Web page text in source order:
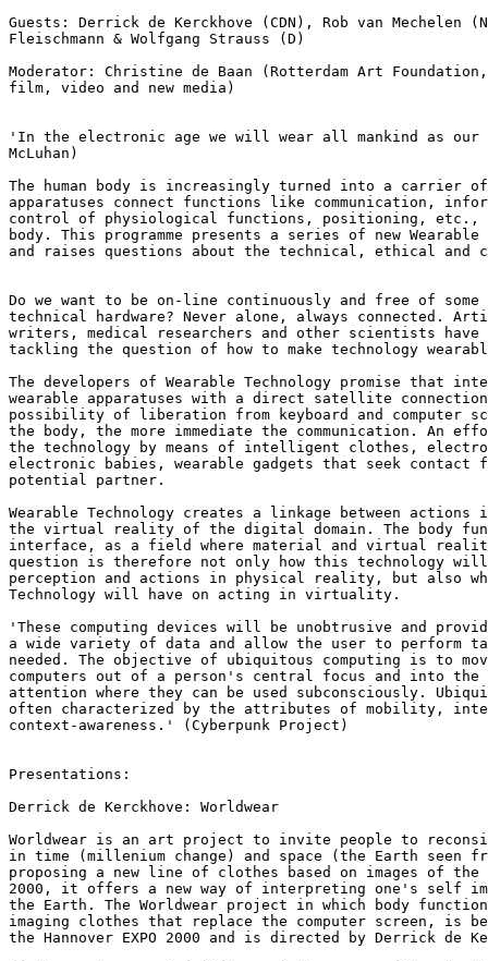
Guests: Derrick de Kerckhove (CDN), Rob van Mechelen
Fleischmann & Wolfgang Strauss (D)
Moderator: Christine de Baan (Rotterdam Art
film, video and new media)
'In the electronic age we will wear all mankind as
McLuhan)
The human body is increasingly turned into a carrier of
apparatuses connect functions like communication,
control of physiological functions, positioning,
body. This programme presents a series of new
and raises questions about the technical, ethical
Do we want to be on-line continuously and free of some
technical hardware? Never alone, always connected.
writers, medical researchers and other scientists have
tackling the question of how to make technology
The developers of Wearable Technology promise that
wearable apparatuses with a direct satellite
possibility of liberation from keyboard and computer
the body, the more immediate the communication. An
the technology by means of intelligent clothes,
electronic babies, wearable gadgets that seek contact
potential partner.
Wearable Technology creates a linkage between actions
the virtual reality of the digital domain. The body
interface, as a field where material and virtual
question is therefore not only how this technology
perception and actions in physical reality, but also
Technology will have on acting in virtuality.
'These computing devices will be unobtrusive and
a wide variety of data and allow the user to perform
needed. The objective of ubiquitous computing is to
computers out of a person's central focus and into
attention where they can be used subconsciously.
often characterized by the attributes of mobility,
context-awareness.' (Cyberpunk Project)
Presentations:
Derrick de Kerckhove: Worldwear
Worldwear is an art project to invite people to
in time (millenium change) and space (the Earth seen
proposing a new line of clothes based on images of
2000, it offers a new way of interpreting one's self
the Earth. The Worldwear project in which body
imaging clothes that replace the computer screen, is
the Hannover EXPO 2000 and is directed by Derrick de